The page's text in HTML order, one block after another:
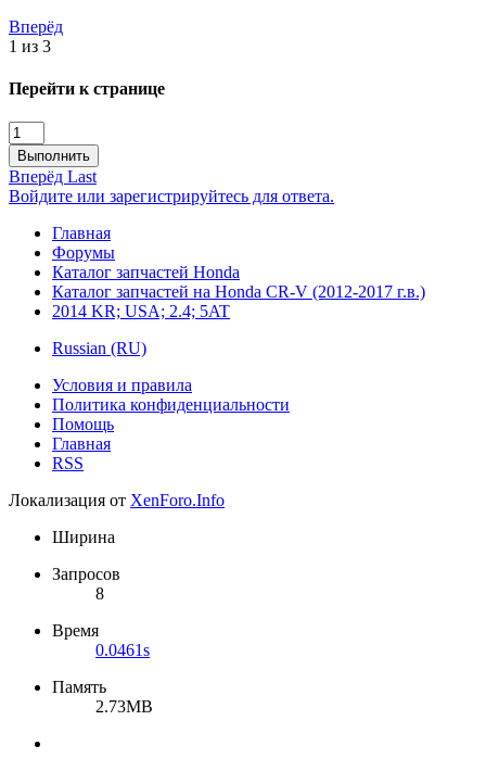
Вперёд
1 из 3
Перейти к странице
Выполнить
Вперёд Last
Войдите или зарегистрируйтесь для ответа.
Главная
Форумы
Каталог запчастей Honda
Каталог запчастей на Honda CR-V (2012-2017 г.в.)
2014 KR; USA; 2.4; 5AT
Russian (RU)
Условия и правила
Политика конфиденциальности
Помощь
Главная
RSS
Локализация от XenForo.Info
Ширина
Запросов
8
Время
0.0461s
Память
2.73MB